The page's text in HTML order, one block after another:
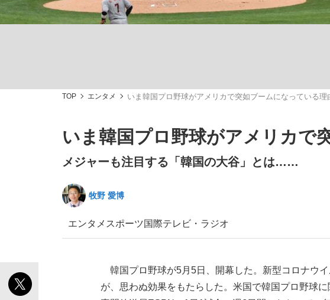
「敗因分析は一切聞かれなかった」侍ジャパン選手が証言し
「目標達成できなかったからと言って…」サッカー日本代表
キングの誕生を、目撃せよ。
TOP エンタメ いま韓国プロ野球がアメリカで突如ブームになっている理
いま韓国プロ野球がアメリカで
メジャーも注目する「韓国の大谷」とは……
牧野 愛博
エンタメ スポーツ国際テレビ・ラジオ
韓国プロ野球が5月5日、開幕した。新型コロナウ
が、思わぬ効果をもたらした。米国で韓国プロ野球